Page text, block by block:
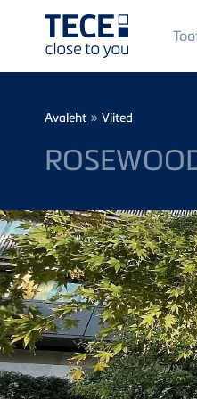
1
Breadcrumb
Avaleht » Viited